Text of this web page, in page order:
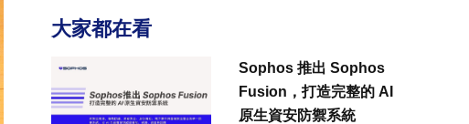
大家都在看
Sophos 推出 Sophos
Fusion，打造完整的 AI
原生資安防禦系統